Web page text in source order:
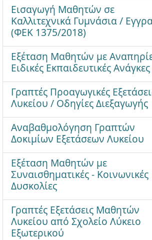
Εισαγωγή Μαθητών σε
Καλλιτεχνικά Γυμνάσια /
(ΦΕΚ 1375/2018)
Εξέταση Μαθητών με
Ειδικές Εκπαιδευτικές Ανάγκες
Γραπτές Προαγωγικές
Λυκείου / Οδηγίες Διεξαγωγής
Αναβαθμολόγηση Γραπτών
Δοκιμίων Εξετάσεων Λυκείου
Εξέταση Μαθητών με
Συναισθηματικές - Κοινωνικές
Δυσκολίες
Γραπτές Εξετάσεις Μαθητών
Λυκείου από Σχολείο Λύκειο
Εξωτερικού